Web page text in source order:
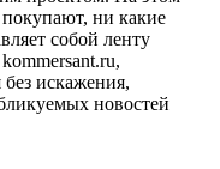
ни какие
собой ленту
искажения,
новостей